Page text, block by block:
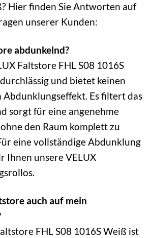
Hier finden Sie Antworten auf
unserer Kunden:
abdunkelnd?
Faltstore FHL S08 1016S
und bietet keinen
Es filtert das
sorgt für eine angenehme
den Raum komplett zu
eine vollständige Abdunklung
Ihnen unsere VELUX
auch auf mein
FHL S08 1016S Weiß ist